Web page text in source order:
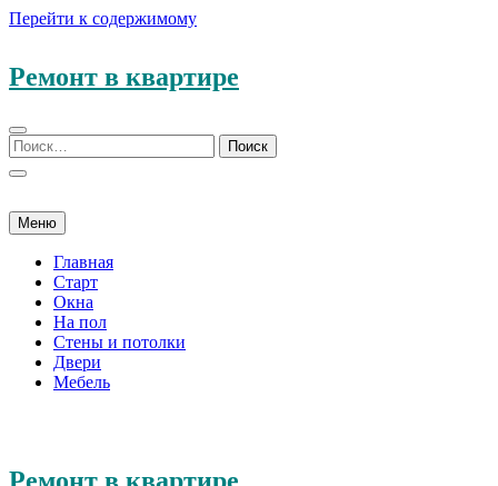
Перейти к содержимому
Ремонт в квартире
Меню
Главная
Старт
Окна
На пол
Стены и потолки
Двери
Мебель
Ремонт в квартире